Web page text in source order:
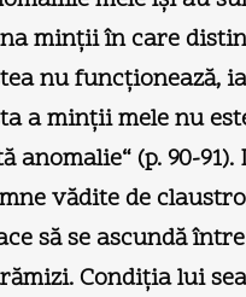
minţii în care
nu funcţionează,
a minţii mele nu
anomalie“ (p. 90-91).
vădite de
să se ascundă între
Condiţia lui